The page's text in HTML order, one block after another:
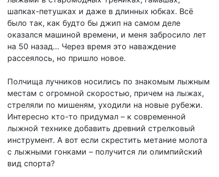
шапках-петушках и даже в длинных юбках. Всё
было так, как будто бы джип на самом деле
оказался машиной времени, и меня забросило лет
на 50 назад… Через время это наваждение
рассеялось, но пришло новое.
Полчища лучников носились по знакомым лыжным
местам с огромной скоростью, причем на лыжах,
стреляли по мишеням, уходили на новые рубежи.
Интересно кто-то придумал – к современной
лыжной технике добавить древний стрелковый
инструмент. А вот если скрестить метание молота
с лыжными гонками – получится ли олимпийский
вид спорта?